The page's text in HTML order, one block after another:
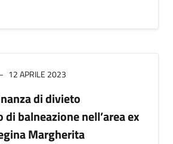
12 APRILE 2023
di divieto
balneazione nell’area ex
Margherita